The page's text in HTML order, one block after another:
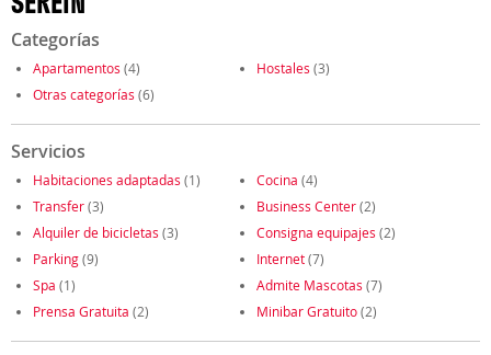
Categorías
Apartamentos (4) Hostales (3)
Otras categorías (6)
Servicios
Habitaciones adaptadas (1) Cocina (4)
Transfer(3) Business Center(2)
Alquiler de bicicletas (3) Consigna equipajes (2)
Parking(9) Internet(7)
Spa (1) Admite Mascotas (7)
Prensa Gratuita (2) Minibar Gratuito(2)